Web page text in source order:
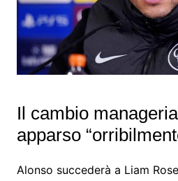
Il cambio
apparso
Alonso succederà a Liam